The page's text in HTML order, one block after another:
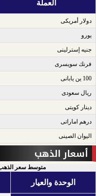
العملة
دولار أمريكى​
يورو​
جنيه إسترلينى​
فرنك سويسرى​
100 ين يابانى​
ريال سعودى​
دينار كويتى​
درهم اماراتى​
اليوان الصينى​
أسعار الذهب
متوسط سعر الذهب
الوحدة والعيار